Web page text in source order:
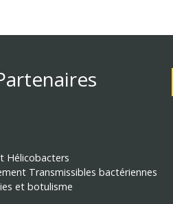
Hélicobacters
Transmissibles bactériennes
et botulisme